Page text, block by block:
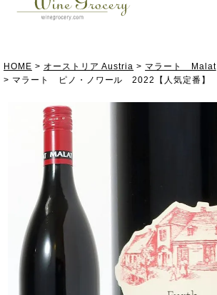
HOME オーストリア Austria
マラート Malat
マラート ピノ・ノワール 2022【人気定番】